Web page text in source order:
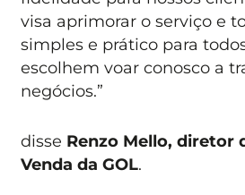
visa aprimorar o serviço e
simples e prático para
escolhem voar conosco a
negócios.”
disse Renzo Mello, diretor
Venda da GOL.